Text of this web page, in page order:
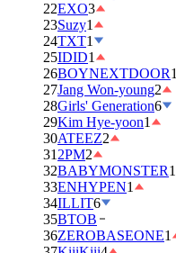
22EXO3
23Suzy1
24TXT1
25IDID1
26BOYNEXTDOOR1
27Jang Won-young2
28Girls' Generation6
29Kim Hye-yoon1
30ATEEZ2
31 2PM2
32BABYMONSTER1
33ENHYPEN1
34ILLIT6
35BTOB
36ZEROBASEONE1